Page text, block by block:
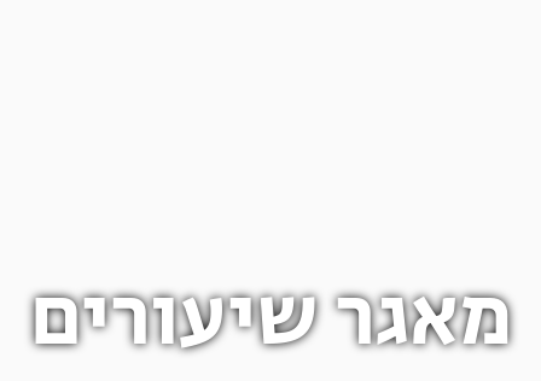
מאגר שיעורים